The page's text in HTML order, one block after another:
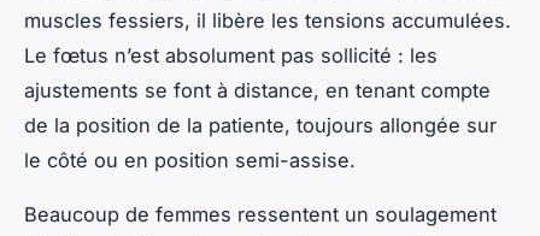
muscles fessiers, il libère les tensions accumulées.
Le fœtus n’est absolument pas sollicité : les
ajustements se font à distance, en tenant compte
de la position de la patiente, toujours allongée sur
le côté ou en position semi-assise.
Beaucoup de femmes ressentent un soulagement